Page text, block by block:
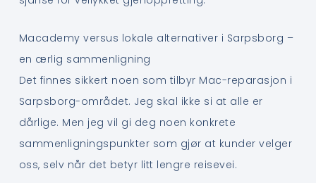
Macademy versus lokale alternativer i Sarpsborg –
en ærlig sammenligning
Det finnes sikkert noen som tilbyr Mac-reparasjon i
Sarpsborg-området. Jeg skal ikke si at alle er
dårlige. Men jeg vil gi deg noen konkrete
sammenligningspunkter som gjør at kunder velger
oss, selv når det betyr litt lengre reisevei.